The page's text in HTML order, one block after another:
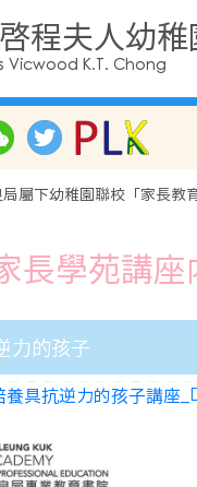
程夫人幼稚
Vicwood K.T. Chong
屬下幼稚園聯校「家長教
長學苑講座
力的孩子
養具抗逆力的孩子講座